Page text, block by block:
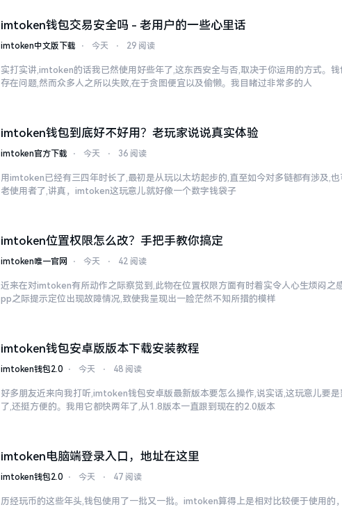
imtoken钱包交易安全吗 - 老用户的一些心里话
imtoken中文版下载 ⋅ 今天 ⋅ 29 阅读
实打实讲,imtoken的话我已然使用好些年了,这东西安全与否,取决于你运用的方式。钱
存在问题,然而众多人之所以失败,在于贪图便宜以及偷懒。我目睹过非常多的人
imtoken钱包到底好不好用？老玩家说说真实体验
imtoken官方下载 ⋅ 今天 ⋅ 36 阅读
用imtoken已经有三四年时长了,最初是从玩以太坊起步的,直至如今对多链都有涉及,
老使用者了,讲真，imtoken这玩意儿就好像一个数字钱袋子
imtoken位置权限怎么改？手把手教你搞定
imtoken唯一官网 ⋅ 今天 ⋅ 42 阅读
近来在对imtoken有所动作之际察觉到,此物在位置权限方面有时着实令人心生烦闷之
pp之际提示定位出现故障情况,致使我呈现出一脸茫然不知所措的模样
imtoken钱包安卓版版本下载安装教程
imtoken钱包2.0 ⋅ 今天 ⋅ 48 阅读
好多朋友近来向我打听,imtoken钱包安卓版最新版本要怎么操作,说实话,这玩意儿要是
了,还挺方便的。我用它都快两年了,从1.8版本一直跟到现在的2.0版本
imtoken电脑端登录入口，地址在这里
imtoken钱包2.0 ⋅ 今天 ⋅ 47 阅读
历经玩币的这些年头,钱包使用了一批又一批。imtoken算得上是相对比较便于使用的